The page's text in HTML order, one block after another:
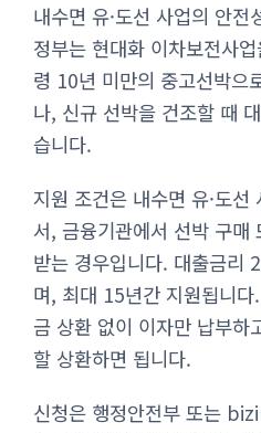
내수면 유·도선 사업의 안
정부는 현대화 이차보전사
령 10년 미만의 중고선박으
나, 신규 선박을 건조할 때
습니다.
지원 조건은 내수면 유·도
서, 금융기관에서 선박 구매
받는 경우입니다. 대출금리
며, 최대 15년간 지원됩니
금 상환 없이 이자만 납부
할 상환하면 됩니다.
신청은 행정안전부 또는